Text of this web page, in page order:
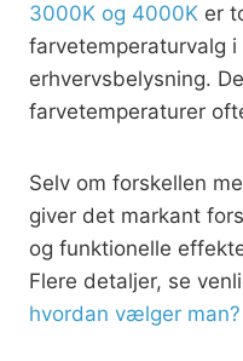
3000K og 4000K er
farvetemperaturvalg
erhvervsbelysning.
farvetemperaturer
Selv om forskellen
giver det markant
og funktionelle
Flere detaljer, se
hvordan vælger man?